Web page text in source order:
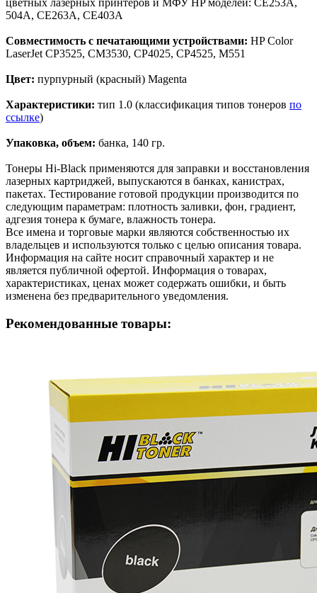
504A, CE263A, CE403A
Совместимость с печатающими устройствами: HP Color
LaserJet CP3525, CM3530, CP4025, CP4525, M551
Цвет: пурпурный (красный) Magenta
Характеристики: тип 1.0 (классификация типов тонеров по
ссылке)
Упаковка, объем: банка, 140 гр.
Тонеры Hi-Black применяются для заправки и восстановления
лазерных картриджей, выпускаются в банках, канистрах,
пакетах. Тестирование готовой продукции производится по
следующим параметрам: плотность заливки, фон, градиент,
адгезия тонера к бумаге, влажность тонера.
Все имена и торговые марки являются собственностью их
владельцев и используются только с целью описания товара.
Информация на сайте носит справочный характер и не
является публичной офертой. Информация о товарах,
характеристиках, ценах может содержать ошибки, и быть
изменена без предварительного уведомления.
Рекомендованные товары: